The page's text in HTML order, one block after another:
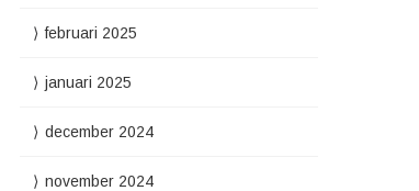
februari 2025
januari 2025
december 2024
november 2024